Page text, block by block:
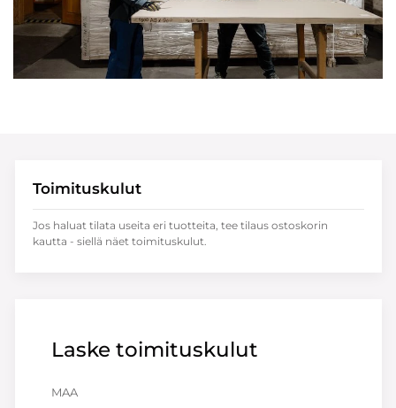
Laske toimituskulut
MAA
Toimituskulut
Jos haluat tilata useita eri tuotteita, tee tilaus ostoskorin
kautta - siellä näet toimituskulut.